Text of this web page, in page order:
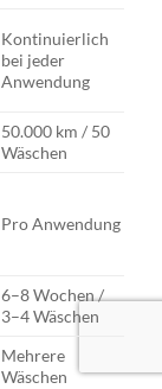
Kontinuierlich
bei jeder
Anwendung
50.000 km / 50
Wäschen
Pro Anwendung
6–8 Wochen /
3–4 Wäschen
Mehrere
Wäschen